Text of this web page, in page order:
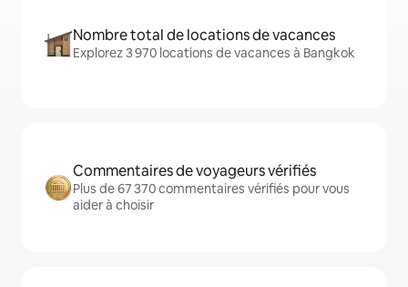
Nombre total de locations de vacances
Explorez 3 970 locations de vacances à Bangkok
Commentaires de voyageurs vérifiés
Plus de 67 370 commentaires vérifiés pour vous
aider à choisir